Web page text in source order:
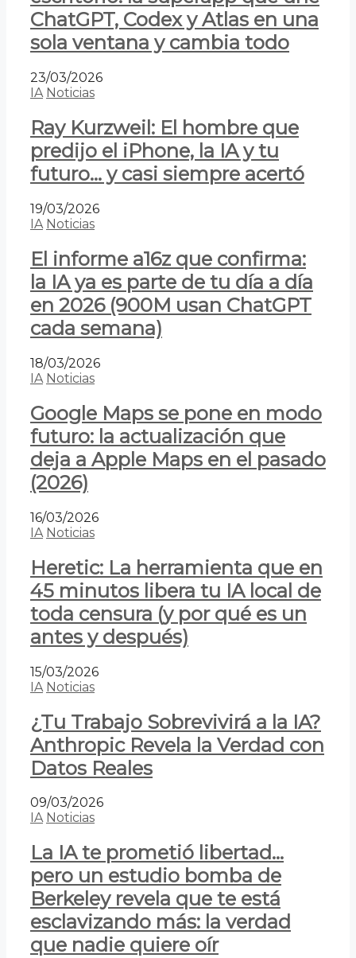
ChatGPT, Codex y Atlas en una
sola ventana y cambia todo
23/03/2026
IA Noticias
Ray Kurzweil: El hombre que
predijo el iPhone, la IA y tu
futuro… y casi siempre acertó
19/03/2026
IA Noticias
El informe a16z que confirma:
la IA ya es parte de tu día a día
en 2026 (900M usan ChatGPT
cada semana)
18/03/2026
IA Noticias
Google Maps se pone en modo
futuro: la actualización que
deja a Apple Maps en el pasado
(2026)
16/03/2026
IA Noticias
Heretic: La herramienta que en
45 minutos libera tu IA local de
toda censura (y por qué es un
antes y después)
15/03/2026
IA Noticias
¿Tu Trabajo Sobrevivirá a la IA?
Anthropic Revela la Verdad con
Datos Reales
09/03/2026
IA Noticias
La IA te prometió libertad…
pero un estudio bomba de
Berkeley revela que te está
esclavizando más: la verdad
que nadie quiere oír